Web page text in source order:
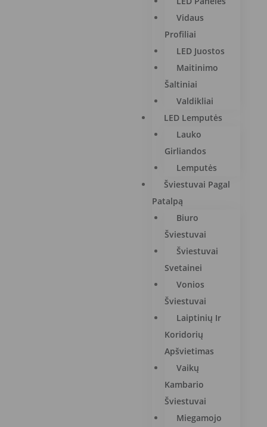
Vidaus
Profiliai
LED Juostos
Maitinimo
Šaltiniai
Valdikliai
LED Lemputės
Lauko
Girliandos
Lemputės
Šviestuvai Pagal
Patalpą
Biuro
Šviestuvai
Šviestuvai
Svetainei
Vonios
Šviestuvai
Laiptinių Ir
Koridorių
Apšvietimas
Vaikų
Kambario
Šviestuvai
Miegamojo